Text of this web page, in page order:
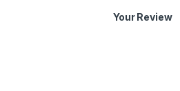
Your Review